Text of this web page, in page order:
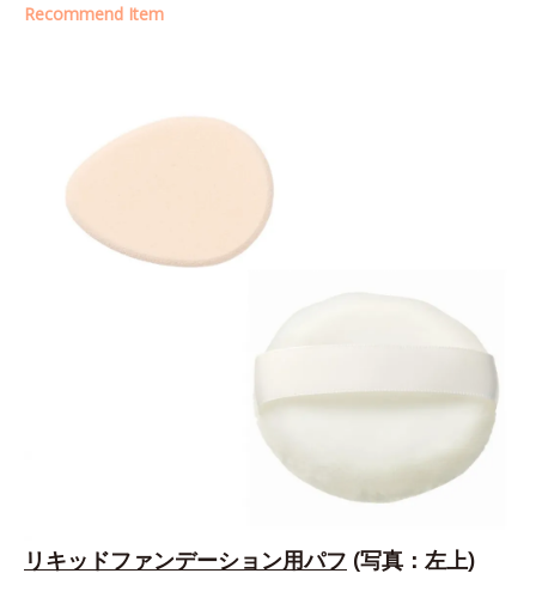
Recommend Item
リキッドファンデーション用パフ (写真：左上)